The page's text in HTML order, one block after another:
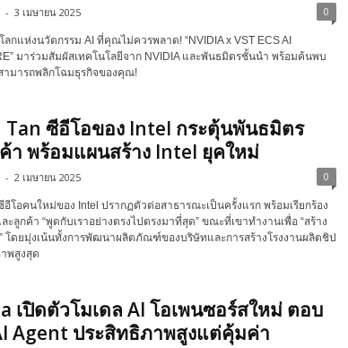
- 3 เมษายน 2025 0
ลกแห่งนวัตกรรม AI ที่คุณไม่ควรพลาด! “NVIDIA x VST ECS AI
มาร่วมสัมผัสเทคโนโลยีจาก NVIDIA และพันธมิตรชั้นนำ พร้อมค้นพบ
ามารถพลิกโฉมธุรกิจของคุณ!
Tan ซีอีโอของ Intel กระตุ้นพันธมิตร
า พร้อมแผนสร้าง Intel ยุคใหม่
- 2 เมษายน 2025 0
อีโอคนใหม่ของ Intel ปรากฏตัวต่อสาธารณะเป็นครั้งแรก พร้อมเรียกร้อง
ะลูกค้า “พูดกับเราอย่างตรงไปตรงมาที่สุด” ขณะที่เขาทำงานเพื่อ “สร้าง
โดยมุ่งเน้นทั้งการพัฒนาผลิตภัณฑ์ของบริษัทและการสร้างโรงงานผลิตชิป
พสูงสุด
เปิดตัวโมเดล AI โอเพนซอร์สใหม่ ตอบ
Agent ประสิทธิภาพสูงแต่คุ้มค่า